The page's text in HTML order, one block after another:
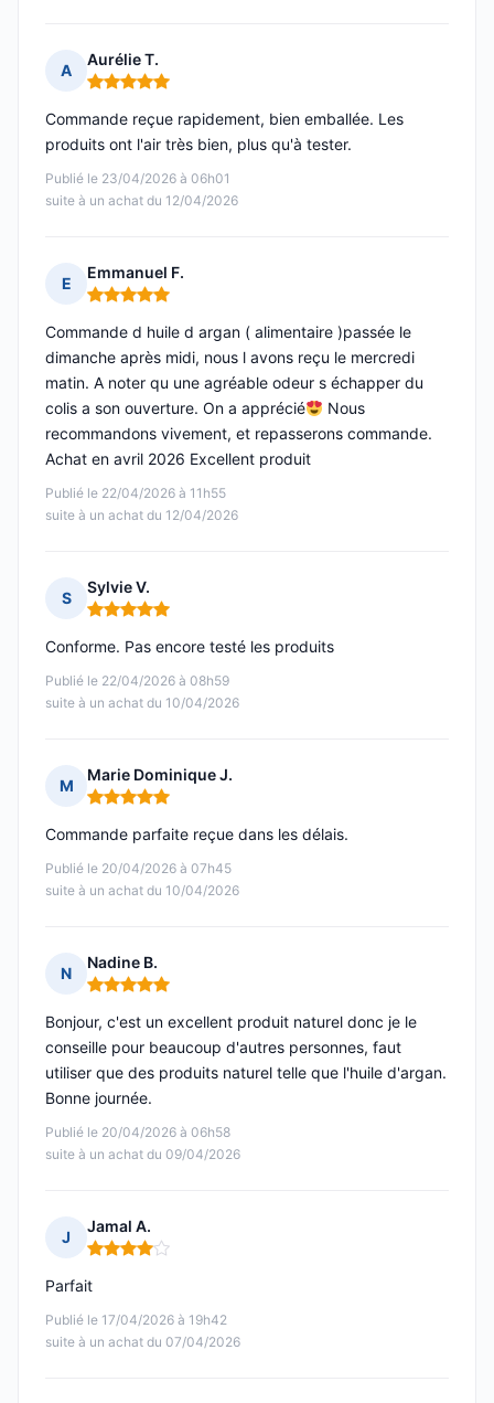
A
Aurélie T.
Note : 5 sur 5
Publié le 23/04/2026 à 06h01
suite à un achat du 12/04/2026
Commande reçue rapidement, bien emballée. Les
produits ont l'air très bien, plus qu'à tester.
E
Emmanuel F.
Note : 5 sur 5
Publié le 22/04/2026 à 11h55
suite à un achat du 12/04/2026
Commande d huile d argan ( alimentaire )passée le
dimanche après midi, nous l avons reçu le mercredi
matin. A noter qu une agréable odeur s échapper du
colis a son ouverture. On a apprécié
Nous
recommandons vivement, et repasserons commande.
Achat en avril 2026 Excellent produit
S
Sylvie V.
Note : 5 sur 5
Publié le 22/04/2026 à 08h59
suite à un achat du 10/04/2026
Conforme. Pas encore testé les produits
M
Marie Dominique J.
Note : 5 sur 5
Publié le 20/04/2026 à 07h45
suite à un achat du 10/04/2026
Commande parfaite reçue dans les délais.
N
Nadine B.
Note : 5 sur 5
Publié le 20/04/2026 à 06h58
suite à un achat du 09/04/2026
Bonjour, c'est un excellent produit naturel donc je le
conseille pour beaucoup d'autres personnes, faut
utiliser que des produits naturel telle que l'huile d'argan.
Bonne journée.
J
Jamal A.
Note : 4 sur 5
Publié le 17/04/2026 à 19h42
suite à un achat du 07/04/2026
Parfait